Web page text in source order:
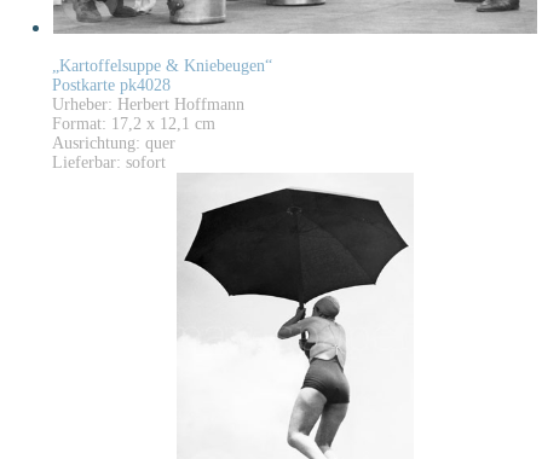
„Kartoffelsuppe & Kniebeugen“
Postkarte pk4028
Urheber: Herbert Hoffmann
Format: 17,2 x 12,1 cm
Ausrichtung: quer
Lieferbar: sofort